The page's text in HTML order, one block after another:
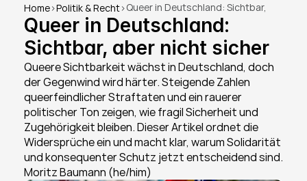
Home>Politik & Recht>Queer in Deutschland: Sichtbar,
aber nicht sicher
Queer in Deutschland:
Sichtbar, aber nicht sicher
Queere Sichtbarkeit wächst in Deutschland, doch
der Gegenwind wird härter. Steigende Zahlen
queerfeindlicher Straftaten und ein rauerer
politischer Ton zeigen, wie fragil Sicherheit und
Zugehörigkeit bleiben. Dieser Artikel ordnet die
Widersprüche ein und macht klar, warum Solidarität
und konsequenter Schutz jetzt entscheidend sind.
Moritz Baumann (he/him)